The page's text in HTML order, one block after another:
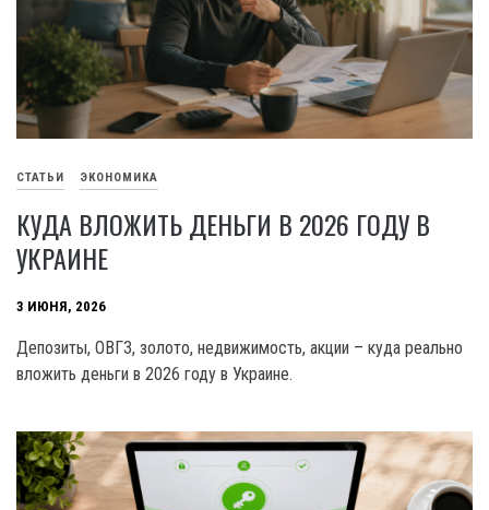
СТАТЬИ ЭКОНОМИКА
КУДА ВЛОЖИТЬ ДЕНЬГИ В 2026 ГОДУ В
УКРАИНЕ
3 ИЮНЯ, 2026
Депозиты, ОВГЗ, золото, недвижимость, акции – куда реально
вложить деньги в 2026 году в Украине.